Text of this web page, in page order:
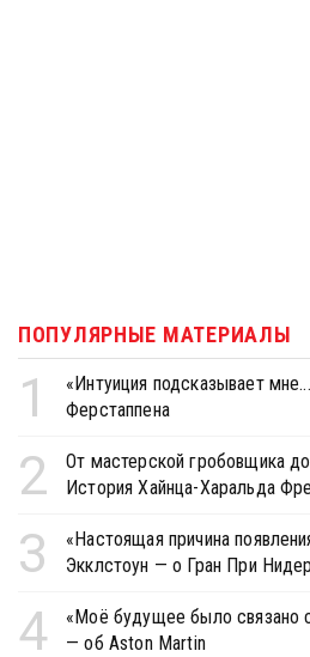
ПОПУЛЯРНЫЕ МАТЕРИАЛЫ
1
«Интуиция подсказывает
Ферстаппена
2
От мастерской гробовщика
История Хайнца-Харальда
3
«Настоящая причина
Экклстоун — о Гран При
4
«Моё будущее было связано
— об Aston Martin